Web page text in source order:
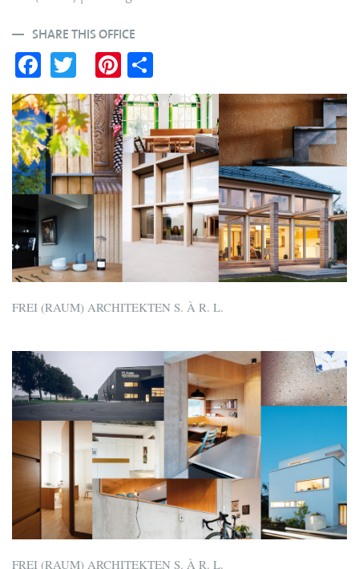
SHARE THIS OFFICE
Fa
ce
bo
ok
wi
tte
r
Pi
nt
er
es
t
ha
re
FREI (RAUM) ARCHITEKTEN S. À R. L.
FREI (RAUM) ARCHITEKTEN S. À R. L.